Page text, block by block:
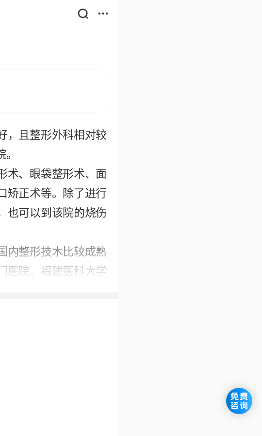
，且整形外科相对较
术、眼袋整形术、面
矫正术等。除了进行
也可以到该院的烧伤
内整形技木比较成熟
医院、福建医科大学